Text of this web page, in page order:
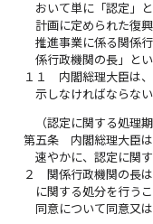
おいて単に「認定」
計画に定められた復
推進事業に係る関係
係行政機関の長」と
１１
内閣総理大臣は
示しなければならない
（認定に関する処理期
第五条
内閣総理大臣
速やかに、認定に関
２
関係行政機関の長
に関する処分を行う
同意について同意又